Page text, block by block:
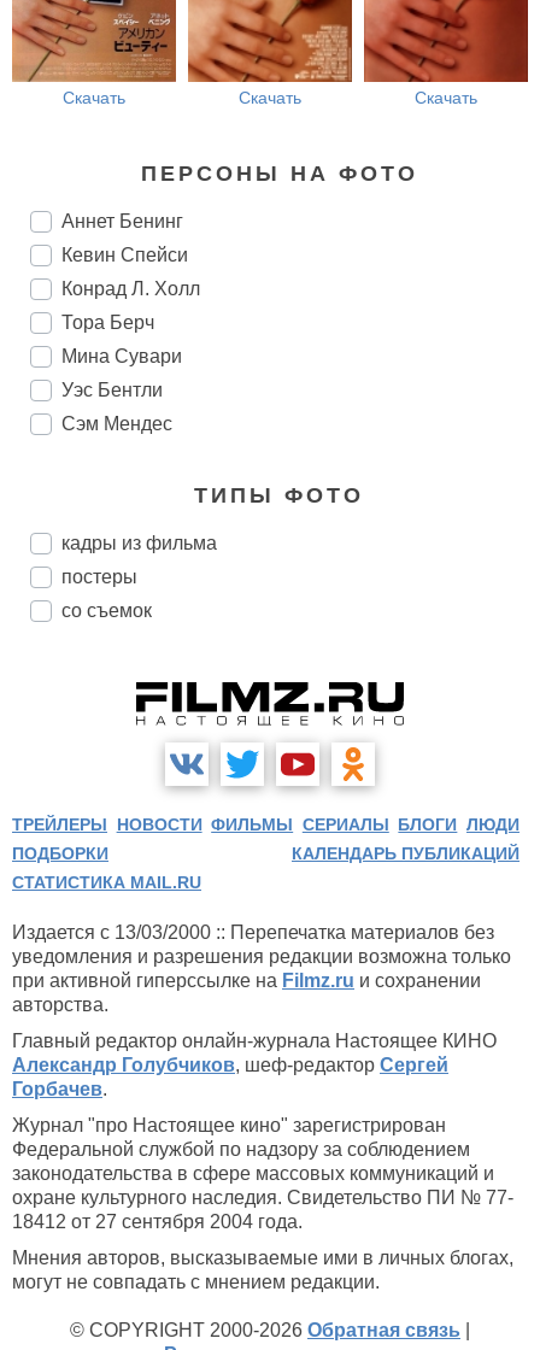
Скачать Скачать Скачать
ПЕРСОНЫ НА ФОТО
Аннет Бенинг
Кевин Спейси
Конрад Л. Холл
Тора Берч
Мина Сувари
Уэс Бентли
Сэм Мендес
ТИПЫ ФОТО
кадры из фильма
постеры
со съемок
ТРЕЙЛЕРЫ НОВОСТИ ФИЛЬМЫ СЕРИАЛЫ БЛОГИ ЛЮДИ
ПОДБОРКИ
КАЛЕНДАРЬ ПУБЛИКАЦИЙ
СТАТИСТИКА MAIL.RU
Издается с 13/03/2000 :: Перепечатка материалов без
уведомления и разрешения редакции возможна только
при активной гиперссылке на Filmz.ru и сохранении
авторства.
Главный редактор онлайн-журнала Настоящее КИНО
Александр Голубчиков, шеф-редактор Сергей
Горбачев.
Журнал "про Настоящее кино" зарегистрирован
Федеральной службой по надзору за соблюдением
законодательства в сфере массовых коммуникаций и
охране культурного наследия. Свидетельство ПИ № 77-
18412 от 27 сентября 2004 года.
Мнения авторов, высказываемые ими в личных блогах,
могут не совпадать с мнением редакции.
© COPYRIGHT 2000-2026 Обратная связь